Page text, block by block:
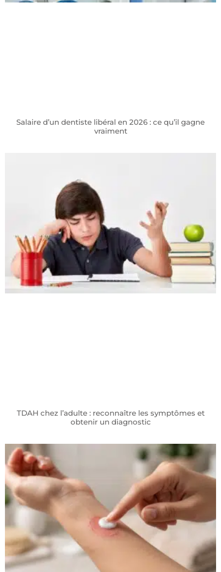
Salaire d’un dentiste libéral en 2026 : ce qu’il gagne
vraiment
TDAH chez l’adulte : reconnaître les symptômes et
obtenir un diagnostic